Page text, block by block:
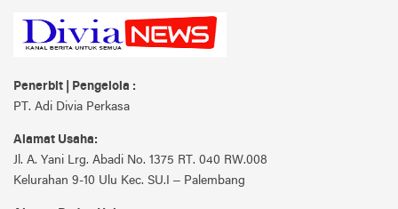
Penerbit | Pengelola :
PT. Adi Divia Perkasa
Alamat Usaha:
Jl. A. Yani Lrg. Abadi No. 1375 RT. 040 RW.008
Kelurahan 9-10 Ulu Kec. SU.I – Palembang